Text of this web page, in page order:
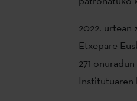
2022. urtean
Etxepare
271
Institutuaren